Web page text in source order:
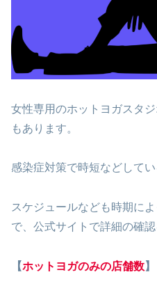
女性専用のホットヨガスタ
もあります。
感染症対策で時短などしてい
スケジュールなども時期に
で、公式サイトで詳細の確認
【ホットヨガのみの店舗数】